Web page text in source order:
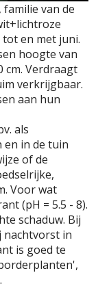
, familie van de
tot en met juni.
hoogte van
cm. Verdraagt
verkrijgbaar.
aan hun
als
in de tuin
of de
Voor wat
(pH = 5.5 - 8).
schaduw. Bij
nachtvorst in
is goed te